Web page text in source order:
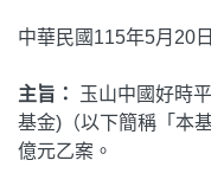
中華民國115年5月20日
主旨：
玉山中國好時
基金)（以下簡稱「本
億元乙案。